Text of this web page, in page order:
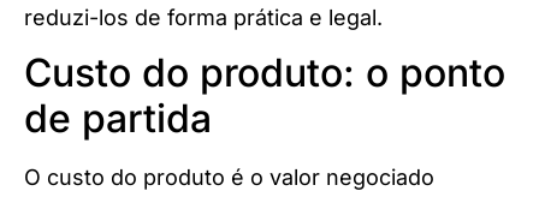
reduzi-los de forma prática e legal.
Custo do produto: o ponto
de partida
O custo do produto é o valor negociado